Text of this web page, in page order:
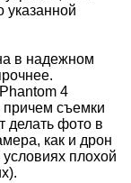
указанной
в надежном
4
причем съемки
делать фото в
как и дрон
плохой